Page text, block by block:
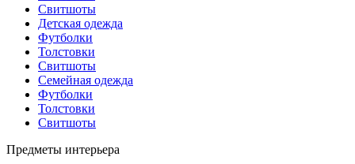
Свитшоты
Детская одежда
Футболки
Толстовки
Свитшоты
Семейная одежда
Футболки
Толстовки
Свитшоты
Предметы интерьера